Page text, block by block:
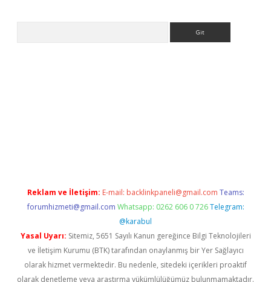
Reklam ve İletişim: E-mail: backlinkpaneli@gmail.com Teams:
forumhizmeti@gmail.com Whatsapp: 0262 606 0 726 Telegram:
@karabul
Yasal Uyarı: Sitemiz, 5651 Sayılı Kanun gereğince Bilgi Teknolojileri
ve İletişim Kurumu (BTK) tarafından onaylanmış bir Yer Sağlayıcı
olarak hizmet vermektedir. Bu nedenle, sitedeki içerikleri proaktif
olarak denetleme veya araştırma yükümlülüğümüz bulunmamaktadır.